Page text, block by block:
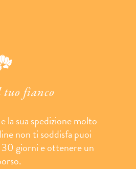
tuo fianco
sua spedizione molto
non ti soddisfa puoi
giorni e ottenere un